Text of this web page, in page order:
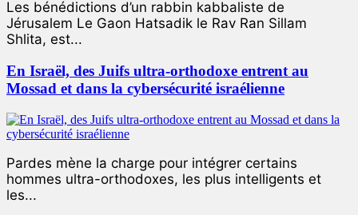
Les bénédictions d’un rabbin kabbaliste de
Jérusalem Le Gaon Hatsadik le Rav Ran Sillam
Shlita, est...
En Israël, des Juifs ultra-orthodoxe entrent au
Mossad et dans la cybersécurité israélienne
Pardes mène la charge pour intégrer certains
hommes ultra-orthodoxes, les plus intelligents et
les...